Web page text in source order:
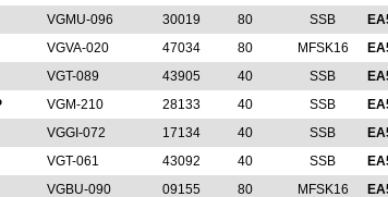
VGMU-096 30019 80 SSB
VGVA-020 47034 80 MFSK16
VGT-089 43905 40 SSB
VGM-210 28133 40 SSB
VGGI-072 17134 40 SSB
VGT-061 43092 40 SSB
VGBU-090 09155 80 MFSK16